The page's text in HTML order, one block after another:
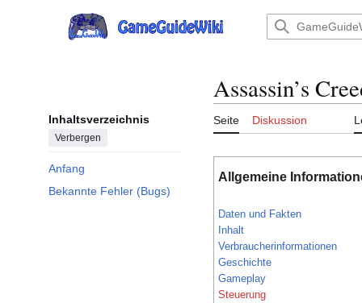
Hauptmenü
Inhaltsverzeichnis
Verbergen
Anfang
Bekannte Fehler (Bugs)
Assassin’s
Seite Diskussion
Allgemeine
Daten und Fakten
Inhalt
Verbraucherinformationen
Geschichte
Gameplay
Steuerung